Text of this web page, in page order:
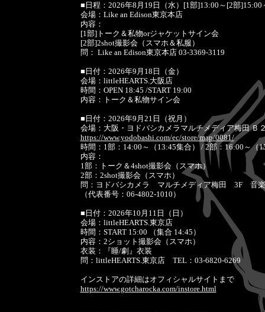
■日程：2026年8月19日（水）[1部]13:00～[2部]15:00
会場：Like an Edison東京本店
内容：
[1部]トーク＆私物orジャケットサイン会
[2部]2shot撮影会（スマホ＆私服）
問： Like an Edison東京本店 03-3369-3119
■日付：2026年9月18日（金）
会場：littleHEARTS.大阪店
時間：OPEN 18:45 /START 19:00
内容：トーク＆私物サイン会
■日付：2026年9月21日（祝月）
会場：大阪・ヨドバシカメラマルチメディア梅田
https://www.yodobashi.com/ec/store/map/0081/
時間：1部：14:00～（13:45集合） / 2部：16:00～（
内容：
1部：トーク＆4shot撮影会（スマホ）
2部：2shot撮影会（スマホ）
問：ヨドバシカメラ マルチメディア梅田 3F 音楽
（代表番号：06-4802-1010）
■日付：2026年10月11日（日）
会場：littleHEARTS.東京店
時間：START 15:00 （集合 14:45）
内容：2ショット撮影会（スマホ）
衣装：『睡/劇』衣装
問：littleHEARTS.東京店 TEL：03-6820-6269
インストアの詳細はオフィシャルサイトまで
https://www.gotcharocka.com/instore.html